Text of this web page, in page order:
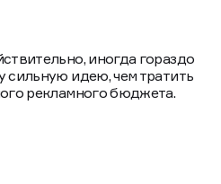
иногда гораздо
сильную идею, чем тратить
рекламного бюджета.